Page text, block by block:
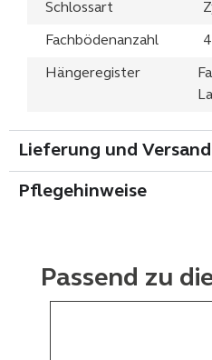
Schlossart
Fachbödenanzahl 4
Hängeregister
Lieferung und Versand
Pflegehinweise
Passend zu